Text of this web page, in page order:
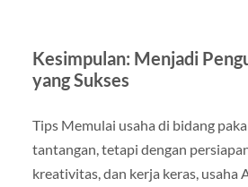
Kesimpulan: Menjadi
yang Sukses
Tips Memulai usaha di bidang
tantangan, tetapi dengan
kreativitas, dan kerja keras, usaha